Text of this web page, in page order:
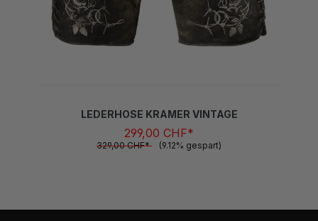
299,00 CHF*
329,00 CHF* (9.12% gespart)